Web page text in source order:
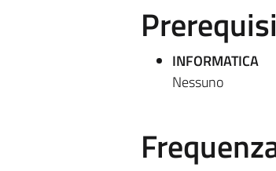
INFORMATICA
Nessuno